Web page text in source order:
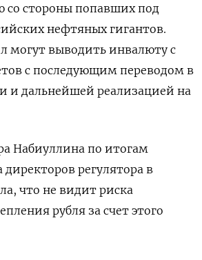
со стороны попавших под
нефтяных гигантов.
могут выводить инвалюту с
с последующим переводом в
и дальнейшей реализацией на
Набиуллина по итогам
директоров регулятора в
что не видит риска
рубля за счет этого